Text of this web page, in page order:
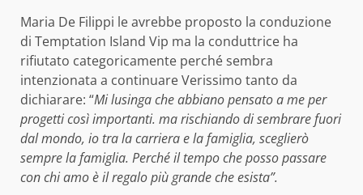
Maria De Filippi le avrebbe proposto la conduzione
di Temptation Island Vip ma la conduttrice ha
rifiutato categoricamente perché sembra
intenzionata a continuare Verissimo tanto da
dichiarare: “Mi lusinga che abbiano pensato a me per
progetti così importanti. ma rischiando di sembrare fuori
dal mondo, io tra la carriera e la famiglia, sceglierò
sempre la famiglia. Perché il tempo che posso passare
con chi amo è il regalo più grande che esista”.